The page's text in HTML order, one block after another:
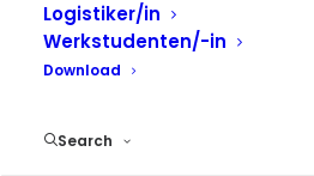
Logistiker/in
Werkstudenten/-in
Download
Search